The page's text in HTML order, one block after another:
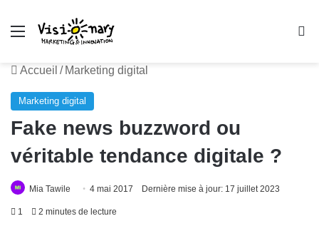
Menu
Accueil / Marketing digital
Marketing digital
Fake news buzzword ou
véritable tendance digitale ?
Mia Tawile 4 mai 2017 Dernière mise à jour: 17 juillet 2023
1 2 minutes de lecture